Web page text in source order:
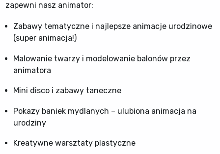
zapewni nasz animator:
Zabawy tematyczne i najlepsze animacje urodzinowe
(super animacja!)
Malowanie twarzy i modelowanie balonów przez
animatora
Mini disco i zabawy taneczne
Pokazy baniek mydlanych – ulubiona animacja na
urodziny
Kreatywne warsztaty plastyczne